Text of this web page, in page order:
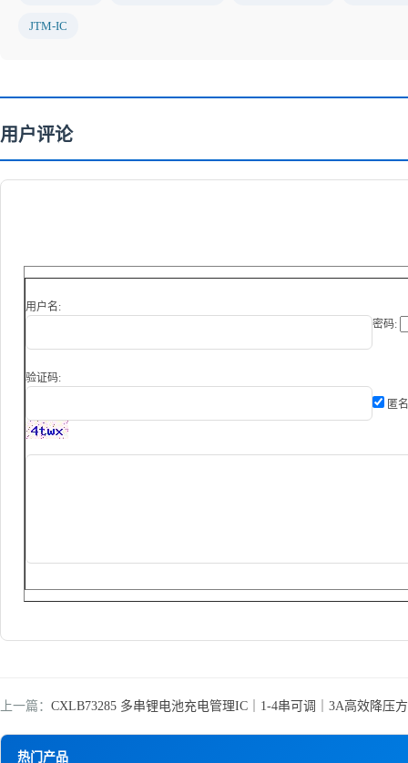
热门产品
JTM-IC
用户评论
用户名:
密码:
验证码:
匿
上一篇： CXLB73285 多串锂电池充电管理IC｜1-4串可调｜3A高效降压